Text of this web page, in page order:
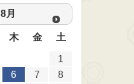
8月
木 金 土
1
6 7
8